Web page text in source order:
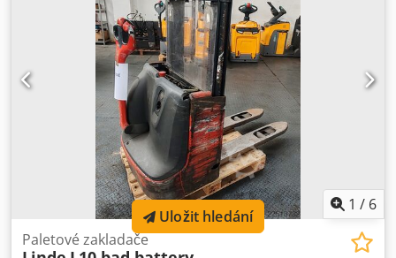
1 / 6
Paletové zakladače
Uložit hledání